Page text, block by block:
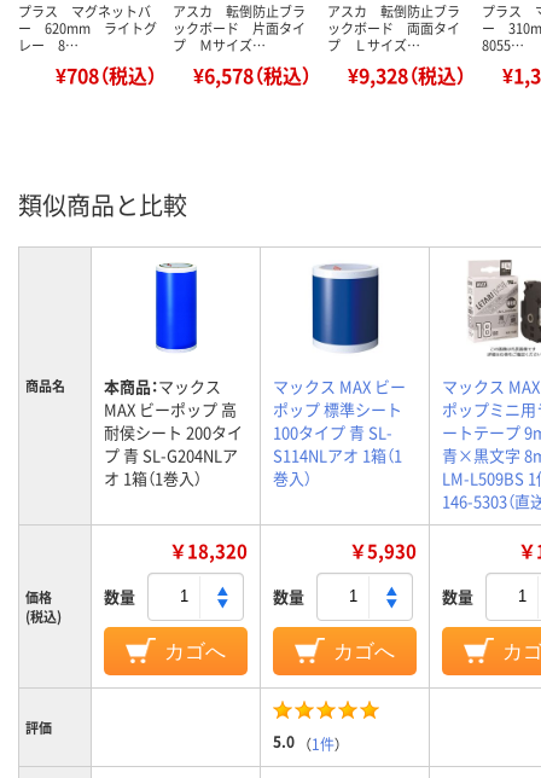
プラス マグネットバ
ー 620mm ライトグ
レー 8…
¥708（税込）
アスカ 転倒防止ブラ
ックボード 片面タイ
プ Ｍサイズ…
¥6,578（税込）
アスカ 転倒防止ブラ
ックボード 両面タイ
プ Ｌサイズ…
¥9,328（税込）
プラス
ー
8055…
類似商品と比較
商品名 本商品：マックス
MAX ビーポップ 高
耐侯シート 200タイ
プ 青 SL-G204NLア
オ 1箱（1巻入）
マックス MAX ビー
ポップ 標準シート
100タイプ 青 SL-
S114NLアオ 1箱（1
巻入）
マックス
ポップミニ
ートテープ
青×黒文字
LM-L509BS 1
146-5303（直
価格
(税込)
￥18,320
数量
カゴへ
￥5,930
数量
カゴへ
数量
カ
評価
5.0 （1件）